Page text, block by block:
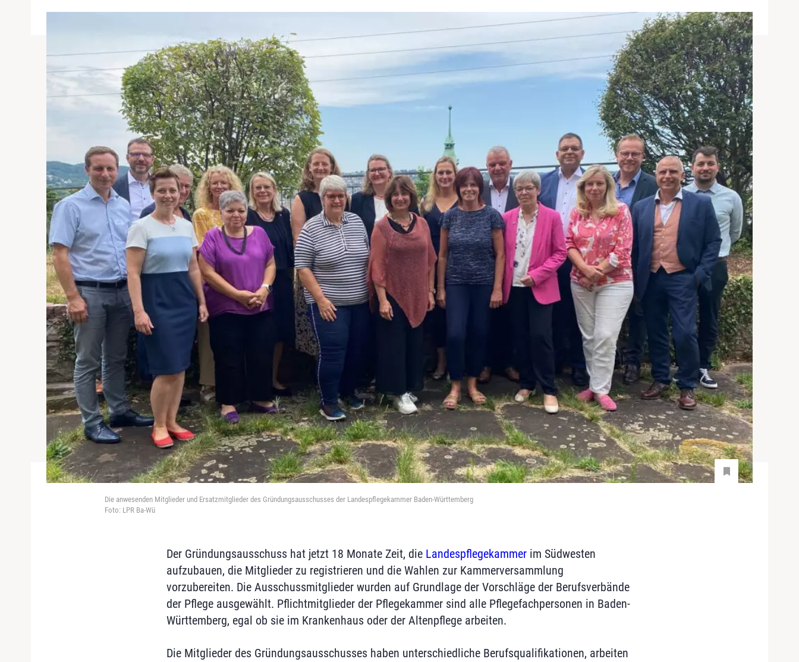
Die anwesenden Mitglieder und Ersatzmitglieder des Gründungsausschusses der Landespflegekammer Baden-Württemberg
Foto: LPR Ba-Wü
Der Gründungsausschuss hat jetzt 18 Monate Zeit, die Landespflegekammerim Südwesten
aufzubauen, die Mitglieder zu registrieren und die Wahlen zur Kammerversammlung
vorzubereiten. Die Ausschussmitglieder wurden auf Grundlage der Vorschläge der Berufsverbände
der Pflege ausgewählt. Pflichtmitglieder der Pflegekammer sind alle Pflegefachpersonen in Baden-
Württemberg, egal ob sie im Krankenhaus oder der Altenpflege arbeiten.
Die Mitglieder des Gründungsausschusses haben unterschiedliche Berufsqualifikationen, arbeiten